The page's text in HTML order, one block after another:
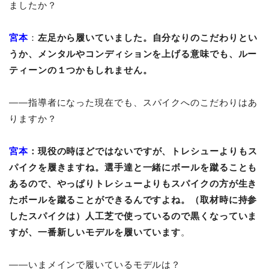
ましたか？
宮本： 左足から履いていました。自分なりのこだわりとい
うか、メンタルやコンディションを上げる意味でも、ルー
ティーンの１つかもしれません。
――指導者になった現在でも、スパイクへのこだわりはあ
りますか？
宮本： 現役の時ほどではないですが、トレシューよりもス
パイクを履きますね。選手達と一緒にボールを蹴ることも
あるので、やっぱりトレシューよりもスパイクの方が生き
たボールを蹴ることができるんですよね。（取材時に持参
したスパイクは）人工芝で使っているので黒くなっていま
すが、一番新しいモデルを履いています。
――いまメインで履いているモデルは？